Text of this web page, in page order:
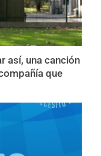
así, una canción
que